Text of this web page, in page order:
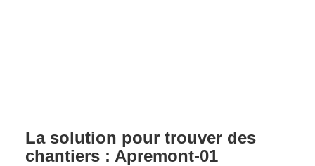
La solution pour trouver des
chantiers : Apremont-01